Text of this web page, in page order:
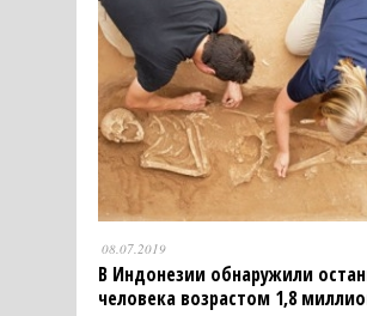
08.07.2019
В Индонезии обнаружили
человека возрастом 1,8